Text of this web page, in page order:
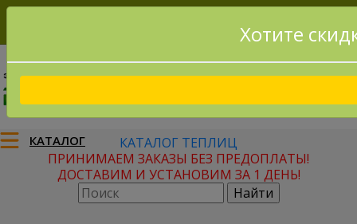
8(915)795-56-02
КАТАЛОГ
КАТАЛОГ ТЕПЛИЦ
ПРИНИМАЕМ ЗАКАЗЫ БЕЗ ПРЕДОПЛАТЫ!
ДОСТАВИМ И УСТАНОВИМ ЗА 1 ДЕНЬ!
Хотите